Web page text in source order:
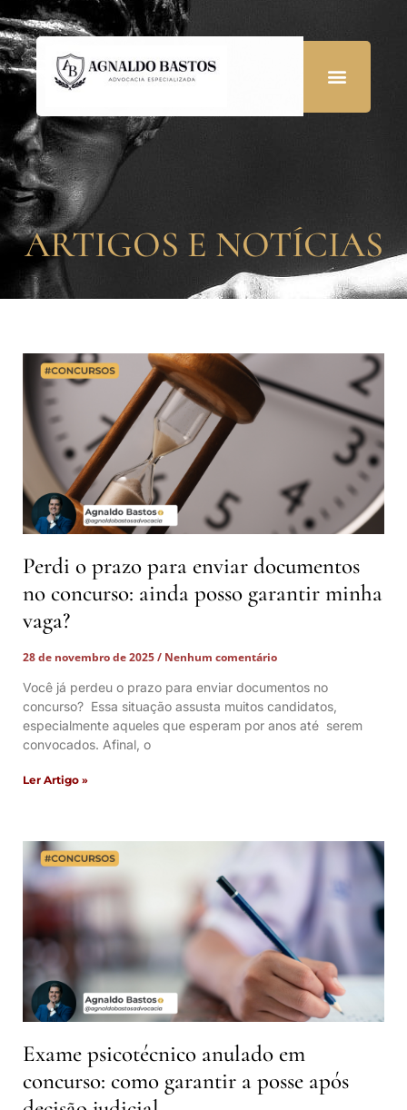
ARTIGOS E NOTÍCIAS
Perdi o prazo para enviar documentos
no concurso: ainda posso garantir minha
vaga?
28 de novembro de 2025
Nenhum comentário
Você já perdeu o prazo para enviar documentos no
concurso? Essa situação assusta muitos candidatos,
especialmente aqueles que esperam por anos até serem
convocados. Afinal, o
Ler Artigo »
Exame psicotécnico anulado em
concurso: como garantir a posse após